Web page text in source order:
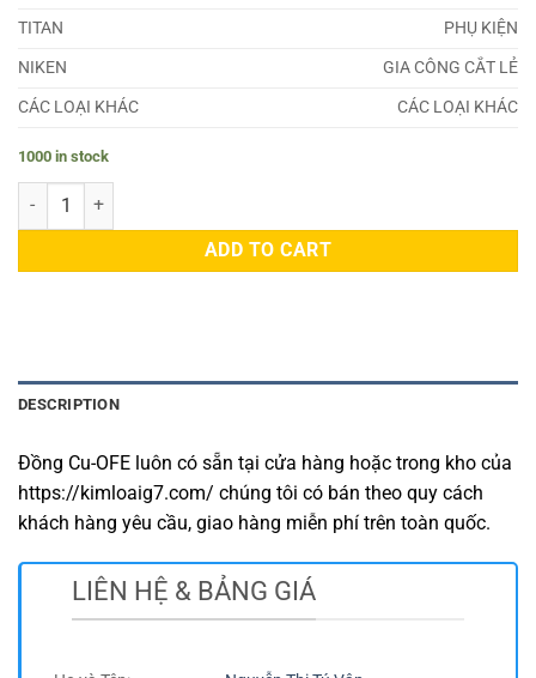
TITAN
PHỤ KIỆN
NIKEN
GIA CÔNG CẮT LẺ
CÁC LOẠI KHÁC
CÁC LOẠI KHÁC
1000 in stock
Đồng Cu-OFE quantity
ADD TO CART
DESCRIPTION
Đồng Cu-OFE luôn có sẵn tại cửa hàng hoặc trong kho của
https://kimloaig7.com/ chúng tôi có bán theo quy cách
khách hàng yêu cầu, giao hàng miễn phí trên toàn quốc.
LIÊN HỆ & BẢNG GIÁ